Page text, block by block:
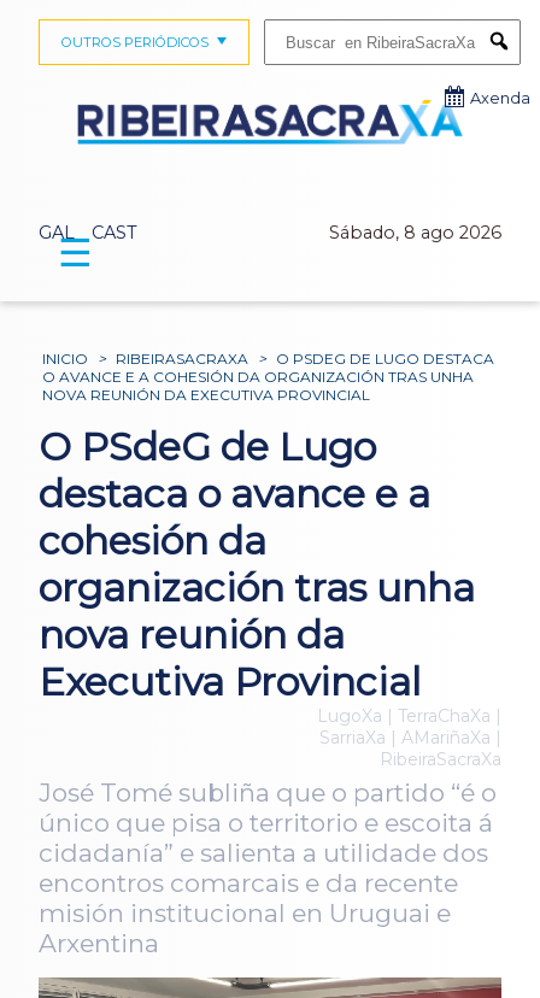
GAL CAST Sábado, 8 ago 2026
OUTROS PERIÓDICOS
Axenda
☰
INICIO > RIBEIRASACRAXA > O PSDEG DE LUGO DESTACA
O AVANCE E A COHESIÓN DA ORGANIZACIÓN TRAS UNHA
NOVA REUNIÓN DA EXECUTIVA PROVINCIAL
O PSdeG de Lugo
destaca o avance e a
cohesión da
organización tras unha
nova reunión da
Executiva Provincial
LugoXa | TerraChaXa |
SarriaXa | AMariñaXa |
RibeiraSacraXa
José Tomé subliña que o partido “é o
único que pisa o territorio e escoita á
cidadanía” e salienta a utilidade dos
encontros comarcais e da recente
misión institucional en Uruguai e
Arxentina